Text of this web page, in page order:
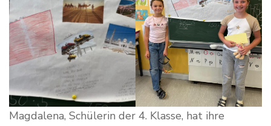
Magdalena, Schülerin der 4. Klasse, hat ihre